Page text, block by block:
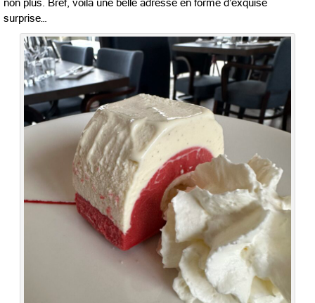
non plus. Bref, voilà une belle adresse en forme d’exquise
surprise…